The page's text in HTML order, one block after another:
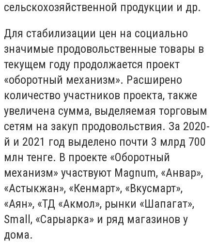
сельскохозяйственной продукции и др.
Для стабилизации цен на социально
значимые продовольственные товары в
текущем году продолжается проект
«оборотный механизм». Расширено
количество участников проекта, также
увеличена сумма, выделяемая торговым
сетям на закуп продовольствия. За 2020-
й и 2021 год выделено почти 3 млрд 700
млн тенге. В проекте «Оборотный
механизм» участвуют Magnum, «Анвар»,
«Астыкжан», «Кенмарт», «Вкусмарт»,
«Аян», «ТД «Акмол», рынки «Шапагат»,
Small, «Сарыарка» и ряд магазинов у
дома.